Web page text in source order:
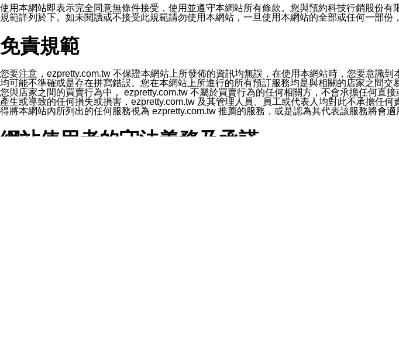
2.該 LINE 帳號已在 LINE APP 設定中，同意接收通知型訊息。
3.LINE 帳號未封鎖傳送訊息之 LINE 官方帳號。
欲變更通知型訊息的設定，操作如下：
1.點選「主頁」＞「設定」
2.點選「隱私設定」
3.點選「提供使用資料」
5.開關「接收LINE通知型訊息」
❗️關閉「接收通知型訊息」後，將不會接收到來自任何企業官方帳號或認證官方帳號的通知型
使用本網站即表示完全同意無條件接受，使用並遵守本網站所有條款。您與預約科技行銷股份
規範詳列於下。如未閱讀或不接受此規範請勿使用本網站，一旦使用本網站的全部或任何一部份
免責規範
您要注意，ezpretty.com.tw 不保證本網站上所發佈的資訊均無誤，在使用本網站時，您要意識
均可能不準確或是存在拼寫錯誤。您在本網站上所進行的所有預訂服務均是與相關的店家之間
您與店家之間的買賣行為中， ezpretty.com.tw 不屬於買賣行為的任何相關方，不會承擔任何直
產生或導致的任何損失或損害，ezpretty.com.tw 及其管理人員、員工或代表人均對此不承擔任
得將本網站內所列出的任何服務視為 ezpretty.com.tw 推薦的服務，或是認為其代表該服務將會
網站使用者的守法義務及承諾